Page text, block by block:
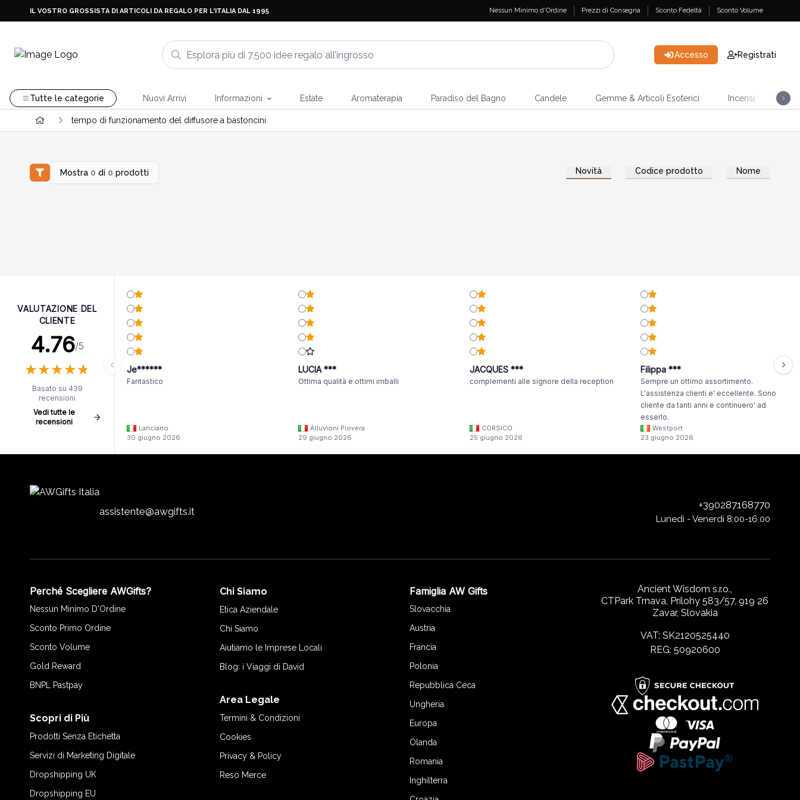
IL VOSTRO GROSSISTA DI ARTICOLI DA REGALO PER L'ITALIA DAL 1995 Nessun Minimo d'Ordine Prezzi di Consegna Sconto Fedeltà Sconto Volume
Accesso Registrati
Tutte le categorie Nuovi Arrivi Informazioni Estate Aromaterapia Paradiso del Bagno Candele Gemme & Articoli Esoterici Incensi
tempo di funzionamento del diffusore a bastoncini
Mostra 0 di 0 prodotti Novità Codice prodotto Nome
VALUTAZIONE DEL
CLIENTE
4.76/5
★★★★★
★★★★★
Basato su 439
recensioni
Vedi tutte le
recensioni
Je******
Fantastico
Lanciano
30 giugno 2026
LUCIA ***
Ottima qualità e ottimi imballi
Alluvioni Piovera
29 giugno 2026
JACQUES ***
complementi alle signore della reception
CORSICO
25 giugno 2026
Filippa ***
Sempre un ottimo assortimento.
L'assistenza clienti e' eccellente. Sono
cliente da tanti anni e continuero' ad
esserlo.
Westport
23 giugno 2026
assistente@awgifts.it
+390287168770
Lunedì - Venerdì 8:00-16:00
Perché Scegliere AWGifts?
Nessun Minimo D'Ordine
Sconto Primo Ordine
Sconto Volume
Gold Reward
BNPL Pastpay
Scopri di Più
Prodotti Senza Etichetta
Servizi di Marketing Digitale
Dropshipping UK
Dropshipping EU
Chi Siamo
Etica Aziendale
Chi Siamo
Aiutiamo le Imprese Locali
Blog: i Viaggi di David
Area Legale
Termini & Condizioni
Cookies
Privacy & Policy
Reso Merce
Famiglia AW Gifts
Slovacchia
Austria
Francia
Polonia
Repubblica Ceca
Ungheria
Europa
Olanda
Romania
Inghilterra
Ancient Wisdom s.r.o.,
CTPark Trnava, Prílohy 583/57, 919 26
Zavar, Slovakia
VAT: SK2120525440
REG: 50920600